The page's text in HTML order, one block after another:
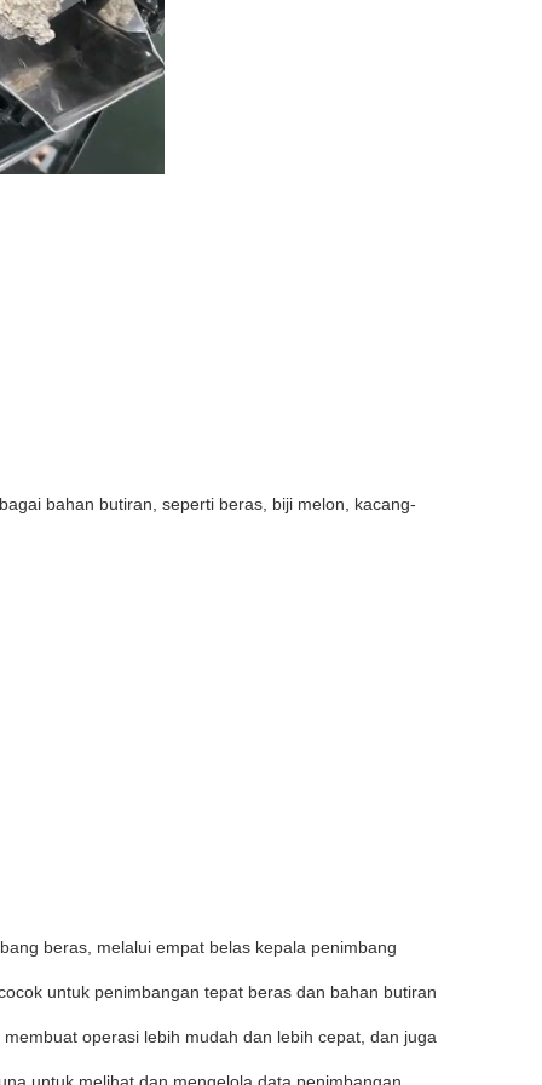
bahan butiran, seperti beras, biji melon, kacang-
beras, melalui empat belas kepala penimbang
untuk penimbangan tepat beras dan bahan butiran
operasi lebih mudah dan lebih cepat, dan juga
untuk melihat dan mengelola data penimbangan,